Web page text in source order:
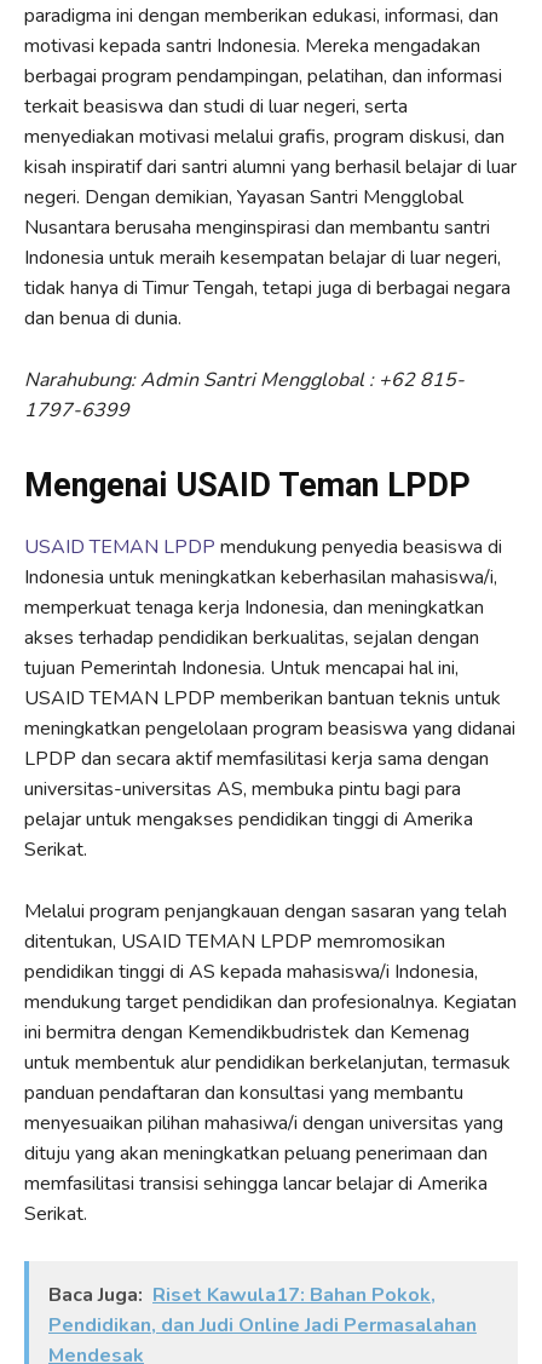
paradigma ini dengan memberikan edukasi, informasi, dan
motivasi kepada santri Indonesia. Mereka mengadakan
berbagai program pendampingan, pelatihan, dan informasi
terkait beasiswa dan studi di luar negeri, serta
menyediakan motivasi melalui grafis, program diskusi, dan
kisah inspiratif dari santri alumni yang berhasil belajar di luar
negeri. Dengan demikian, Yayasan Santri Mengglobal
Nusantara berusaha menginspirasi dan membantu santri
Indonesia untuk meraih kesempatan belajar di luar negeri,
tidak hanya di Timur Tengah, tetapi juga di berbagai negara
dan benua di dunia.
Narahubung: Admin Santri Mengglobal : +62 815-
1797-6399
Mengenai USAID Teman LPDP
USAID TEMAN LPDP mendukung penyedia beasiswa di
Indonesia untuk meningkatkan keberhasilan mahasiswa/i,
memperkuat tenaga kerja Indonesia, dan meningkatkan
akses terhadap pendidikan berkualitas, sejalan dengan
tujuan Pemerintah Indonesia. Untuk mencapai hal ini,
USAID TEMAN LPDP memberikan bantuan teknis untuk
meningkatkan pengelolaan program beasiswa yang didanai
LPDP dan secara aktif memfasilitasi kerja sama dengan
universitas-universitas AS, membuka pintu bagi para
pelajar untuk mengakses pendidikan tinggi di Amerika
Serikat.
Melalui program penjangkauan dengan sasaran yang telah
ditentukan, USAID TEMAN LPDP memromosikan
pendidikan tinggi di AS kepada mahasiswa/i Indonesia,
mendukung target pendidikan dan profesionalnya. Kegiatan
ini bermitra dengan Kemendikbudristek dan Kemenag
untuk membentuk alur pendidikan berkelanjutan, termasuk
panduan pendaftaran dan konsultasi yang membantu
menyesuaikan pilihan mahasiwa/i dengan universitas yang
dituju yang akan meningkatkan peluang penerimaan dan
memfasilitasi transisi sehingga lancar belajar di Amerika
Serikat.
Baca Juga: Riset Kawula17: Bahan Pokok,
Pendidikan, dan Judi Online Jadi Permasalahan
Mendesak